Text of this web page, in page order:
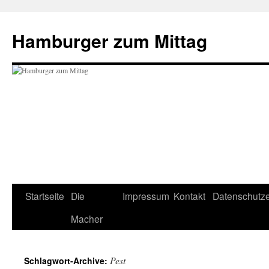
Hamburger zum Mittag
Zum
Startseite Die
Macher
Impressum Kontakt
Schlagwort-Archive: Pest